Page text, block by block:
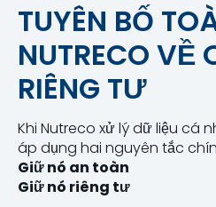
TUYÊN BỐ
NUTRECO VỀ
RIÊNG TƯ
Khi Nutreco xử lý dữ liệu cá
áp dụng hai nguyên tắc
Giữ nó an toàn
Giữ nó riêng tư